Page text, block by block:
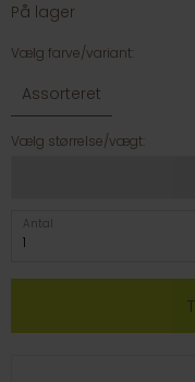
På lager
Vælg farve/variant:
Assorteret
Vælg størrelse/vægt:
Antal